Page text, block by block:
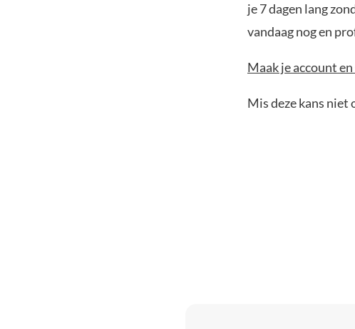
je 7 dagen lang
vandaag nog en
Maak je account
Mis deze kans